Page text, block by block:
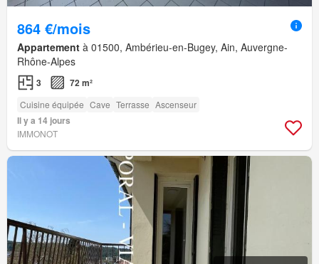
864 €/mois
Appartement à 01500, Ambérieu-en-Bugey, Ain, Auvergne-
Rhône-Alpes
3 72 m²
Cuisine équipée Cave Terrasse Ascenseur
Il y a 14 jours
IMMONOT